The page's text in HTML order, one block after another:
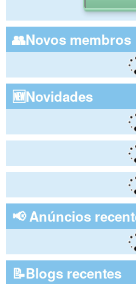
👥Novos membros
🆕Novidades
📢 Anúncios
📝Blogs recentes